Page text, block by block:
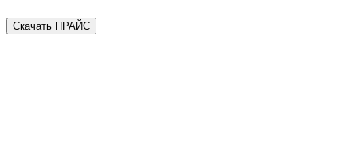
Скачать ПРАЙС